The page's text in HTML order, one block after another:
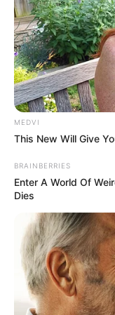
NT Επιμέλεια
18/10/2024, 00:10 ·
Τελευταία
18/10/2024, 00:11 ·
Ελλάδα
Κοινοποίησε άρθρο
MEDVI
This New Will Give
BRAINBERRIES
Enter A World Of
Dies